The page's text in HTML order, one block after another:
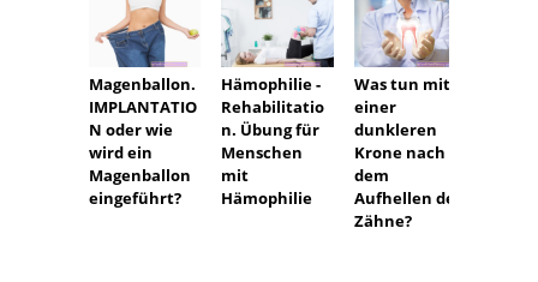
Magenballon.
IMPLANTATIO
N oder wie
wird ein
Magenballon
eingeführt?
Hämophilie -
Rehabilitatio
n. Übung für
Menschen
mit
Hämophilie
Was tun mit
einer
dunkleren
Krone nach
dem
Aufhellen der
Zähne?